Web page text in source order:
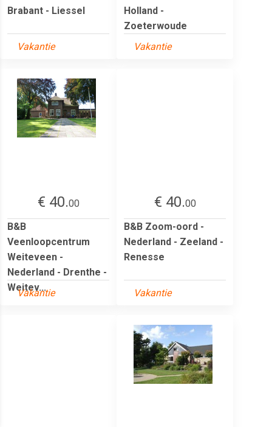
Brabant - Liessel
Vakantie
Holland -
Zoeterwoude
Vakantie
€ 40.00
B&B
Veenloopcentrum
Weiteveen -
Nederland - Drenthe -
Weitev...
Vakantie
€ 40.00
B&B Zoom-oord -
Nederland - Zeeland -
Renesse
Vakantie